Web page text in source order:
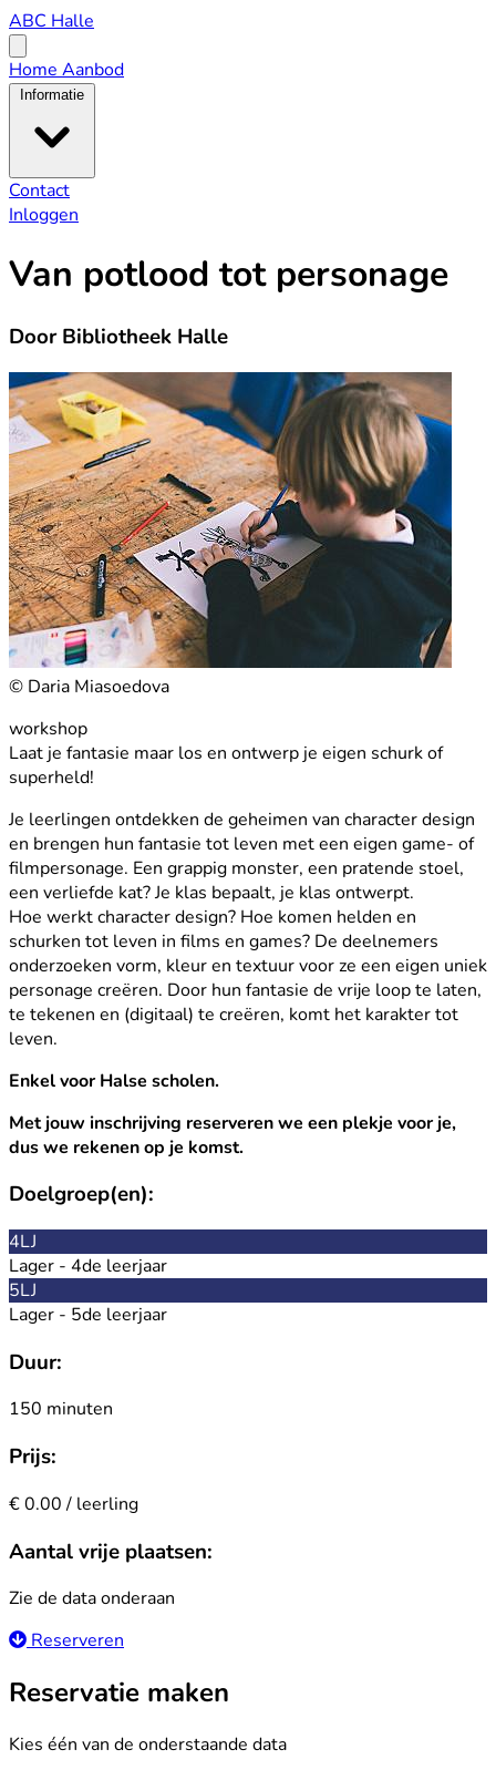
ABC
Halle
ABC Halle
menu
Home Aanbod
Informatie
Contact
Inloggen
Van potlood tot personage
Door Bibliotheek Halle
© Daria Miasoedova
workshop
Laat je fantasie maar los en ontwerp je eigen schurk of
superheld!
Je leerlingen ontdekken de geheimen van character design
en brengen hun fantasie tot leven met een eigen game- of
filmpersonage. Een grappig monster, een pratende stoel,
een verliefde kat? Je klas bepaalt, je klas ontwerpt.
Hoe werkt character design? Hoe komen helden en
schurken tot leven in films en games? De deelnemers
onderzoeken vorm, kleur en textuur voor ze een eigen uniek
personage creëren. Door hun fantasie de vrije loop te laten,
te tekenen en (digitaal) te creëren, komt het karakter tot
leven.
Enkel voor Halse scholen.
Met jouw inschrijving reserveren we een plekje voor je,
dus we rekenen op je komst.
Doelgroep(en):
4LJ
Lager - 4de leerjaar
5LJ
Lager - 5de leerjaar
Duur:
150 minuten
Prijs:
€ 0.00 / leerling
Aantal vrije plaatsen:
Zie de data onderaan
Reserveren
Reservatie maken
Kies één van de onderstaande data